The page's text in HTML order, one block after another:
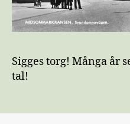
Sigges torg! Många år
tal!